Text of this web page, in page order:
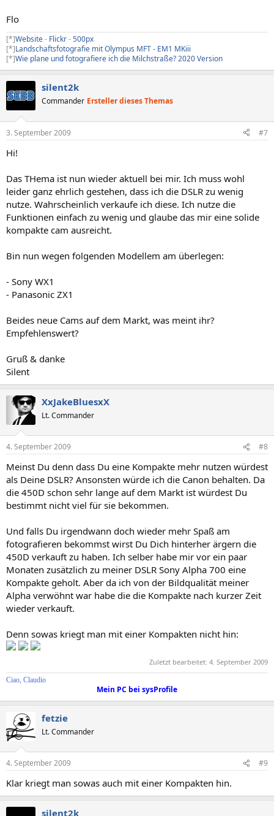
Flo
[*]Website- Flickr-500px
[*]Landschaftsfotografie mit Olympus MFT - EM1 MKiii
[*]Wie plane und fotografiere ich die Milchstraße? 2020 Version
silent2k
Commander Ersteller dieses Themas
3. September 2009 #7
Hi!
Das THema ist nun wieder aktuell bei mir. Ich muss wohl
leider ganz ehrlich gestehen, dass ich die DSLR zu wenig
nutze. Wahrscheinlich verkaufe ich diese. Ich nutze die
Funktionen einfach zu wenig und glaube das mir eine solide
kompakte cam ausreicht.
Bin nun wegen folgenden Modellem am überlegen:
- Sony WX1
- Panasonic ZX1
Beides neue Cams auf dem Markt, was meint ihr?
Empfehlenswert?
Gruß & danke
Silent
XxJakeBluesxX
Lt. Commander
4. September 2009 #8
Meinst Du denn dass Du eine Kompakte mehr nutzen würdest
als Deine DSLR? Ansonsten würde ich die Canon behalten. Da
die 450D schon sehr lange auf dem Markt ist würdest Du
bestimmt nicht viel für sie bekommen.
Und falls Du irgendwann doch wieder mehr Spaß am
fotografieren bekommst wirst Du Dich hinterher ärgern die
450D verkauft zu haben. Ich selber habe mir vor ein paar
Monaten zusätzlich zu meiner DSLR Sony Alpha 700 eine
Kompakte geholt. Aber da ich von der Bildqualität meiner
Alpha verwöhnt war habe die die Kompakte nach kurzer Zeit
wieder verkauft.
Denn sowas kriegt man mit einer Kompakten nicht hin:
Zuletzt bearbeitet: 4. September 2009
Ciao, Claudio
Mein PC bei sysProfile
fetzie
Lt. Commander
4. September 2009 #9
Klar kriegt man sowas auch mit einer Kompakten hin.
silent2k